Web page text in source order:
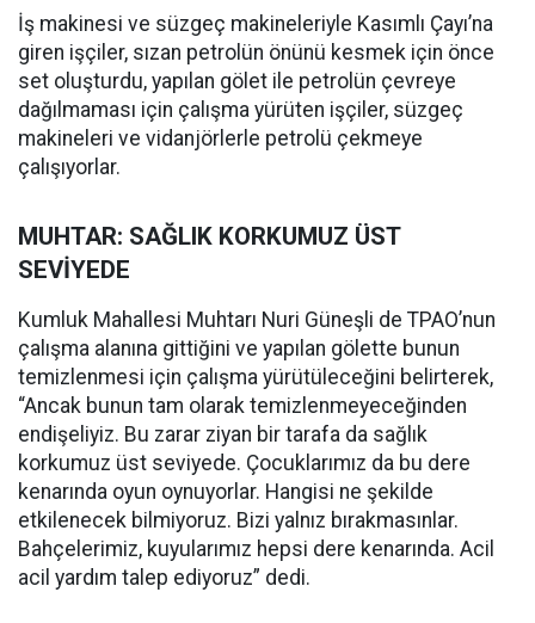
İş makinesi ve süzgeç makineleriyle Kasımlı Çayı’na
giren işçiler, sızan petrolün önünü kesmek için önce
set oluşturdu, yapılan gölet ile petrolün çevreye
dağılmaması için çalışma yürüten işçiler, süzgeç
makineleri ve vidanjörlerle petrolü çekmeye
çalışıyorlar.
MUHTAR: SAĞLIK KORKUMUZ ÜST
SEVİYEDE
Kumluk Mahallesi Muhtarı Nuri Güneşli de TPAO’nun
çalışma alanına gittiğini ve yapılan gölette bunun
temizlenmesi için çalışma yürütüleceğini belirterek,
“Ancak bunun tam olarak temizlenmeyeceğinden
endişeliyiz. Bu zarar ziyan bir tarafa da sağlık
korkumuz üst seviyede. Çocuklarımız da bu dere
kenarında oyun oynuyorlar. Hangisi ne şekilde
etkilenecek bilmiyoruz. Bizi yalnız bırakmasınlar.
Bahçelerimiz, kuyularımız hepsi dere kenarında. Acil
acil yardım talep ediyoruz” dedi.